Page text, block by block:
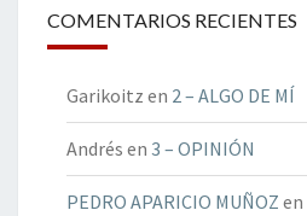
COMENTARIOS RECIENTES
Garikoitz en 2 – ALGO DE MÍ
Andrés en 3 – OPINIÓN
PEDRO APARICIO MUÑOZ en